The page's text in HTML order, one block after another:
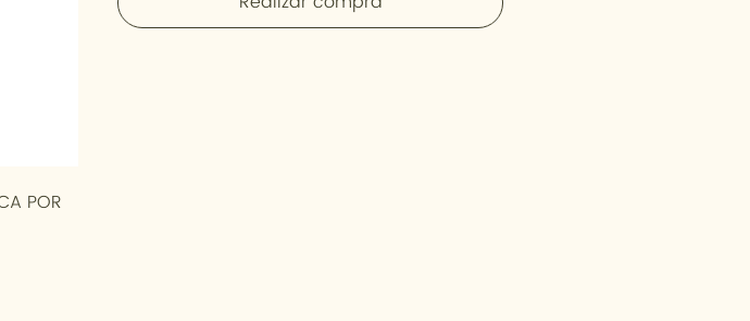
POR